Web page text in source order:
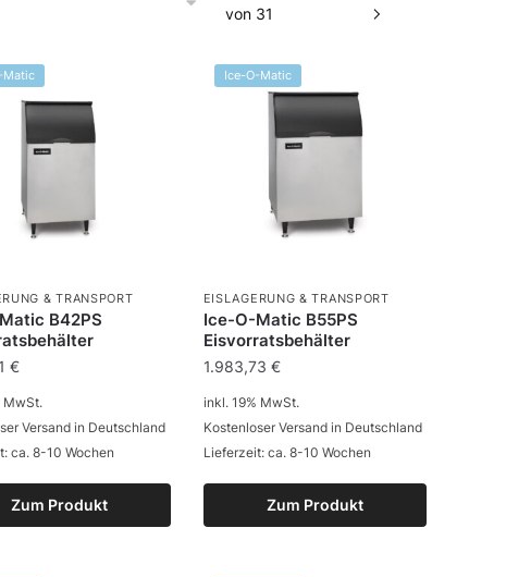
von 31
Matic
& TRANSPORT
B42PS
€
Zum Produkt
MwSt.
Versand in Deutschland
ca. 8-10 Wochen
Ice-O-Matic
EISLAGERUNG & TRANSPORT
Ice-O-Matic B55PS
Eisvorratsbehälter
1.983,73 €
Zum Produkt
inkl. 19% MwSt.
Kostenloser Versand in Deutschland
Lieferzeit: ca. 8-10 Wochen